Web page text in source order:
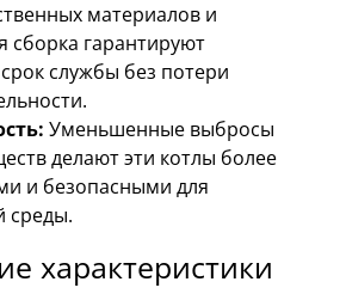
материалов и
сборка гарантируют
службы без потери
Уменьшенные выбросы
делают эти котлы более
и безопасными для
среды.
характеристики